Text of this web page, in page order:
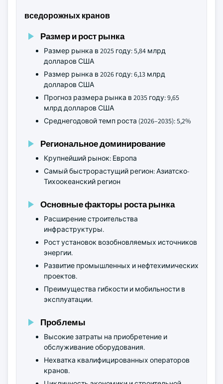
вседорожных кранов
Размер и рост рынка
Размер рынка в 2025 году: 5,84 млрд
долларов США
Размер рынка в 2026 году: 6,13 млрд
долларов США
Прогноз размера рынка в 2035 году: 9,65
млрд долларов США
Среднегодовой темп роста (2026–2035): 5,2%
Региональное доминирование
Крупнейший рынок: Европа
Самый быстрорастущий регион: Азиатско-
Тихоокеанский регион
Основные факторы роста рынка
Расширение строительства
инфраструктуры.
Рост установок возобновляемых источников
энергии.
Развитие промышленных и нефтехимических
проектов.
Преимущества гибкости и мобильности в
эксплуатации.
Проблемы
Высокие затраты на приобретение и
обслуживание оборудования.
Нехватка квалифицированных операторов
кранов.